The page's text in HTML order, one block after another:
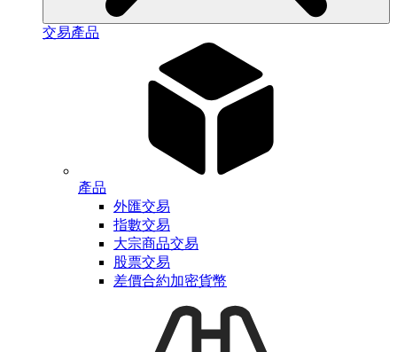
交易產品
產品
外匯交易
指數交易
大宗商品交易
股票交易
差價合約加密貨幣